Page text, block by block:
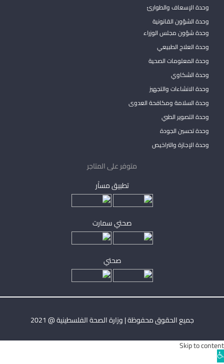
وحدة الإسعاف والطوارئ
وحدة الشؤون القانونية
وحدة شؤون مجلس الوزراء
وحدة العلاج الطبيعي
وحدة المعلومات الصحية
وحدة الشكاوي
وحدة الانشاءات والتجهيز
وحدة السلامة ومكافحة العدوى
وحدة التصوير الطبي
وحدة تحسين الجودة
وحدة الإجازة والتراخيص
متوفر على المتاجر
تطبيق مساْر
صحتي سمارت
صحتي
جميع الحقوق محفوظة | وزارة الصحة الفلسطينية @ 2021
Skip to content
Open